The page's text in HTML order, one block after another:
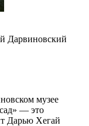
Дарвиновский
музее
— это
Дарью Хегай